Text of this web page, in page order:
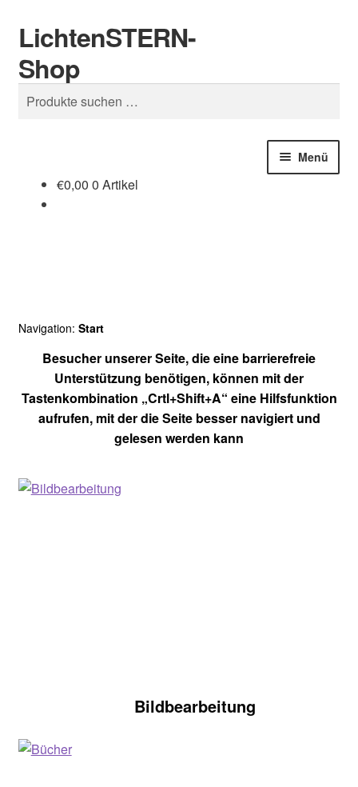
Zur
Navigation
springen
Zum
Inhalt
springen
LichtenSTERN-
Shop
Suchen
nach:
Suchen
Menü
€0,00 0 Artikel
Navigation: Start
Besucher unserer Seite, die eine barrierefreie
Unterstützung benötigen, können mit der
Tastenkombination „Crtl+Shift+A“ eine Hilfsfunktion
aufrufen, mit der die Seite besser navigiert und
gelesen werden kann
Bildbearbeitung